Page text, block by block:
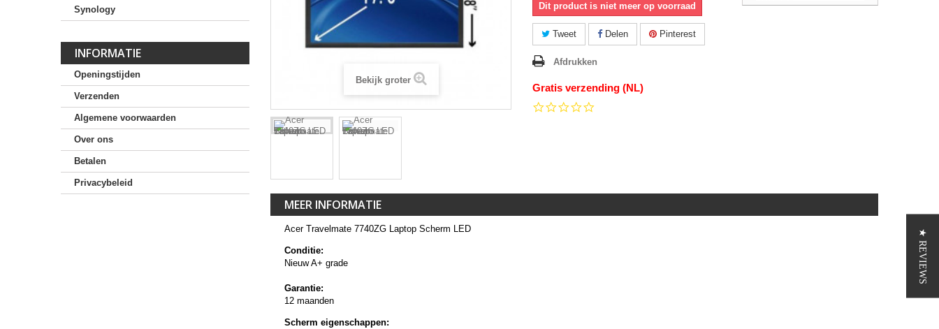
Synology
INFORMATIE
Openingstijden
Verzenden
Algemene voorwaarden
Over ons
Betalen
Privacybeleid
Bekijk groter
Dit product is niet meer op voorraad
Tweet Delen Pinterest
Afdrukken
Gratis verzending (NL)
MEER INFORMATIE
Acer Travelmate 7740ZG Laptop Scherm LED
Conditie:
Nieuw A+ grade
Garantie:
12 maanden
Scherm eigenschappen:
★ REVIEWS